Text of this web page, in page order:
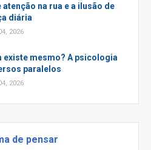
atenção na rua e a ilusão de
diária
2026
existe mesmo? A psicologia
paralelos
2026
de pensar